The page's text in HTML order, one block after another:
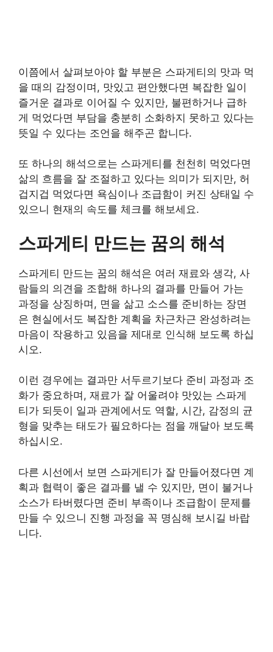
이쯤에서 살펴보아야 할 부분은 스파게티의 맛과 먹
을 때의 감정이며, 맛있고 편안했다면 복잡한 일이
즐거운 결과로 이어질 수 있지만, 불편하거나 급하
게 먹었다면 부담을 충분히 소화하지 못하고 있다는
뜻일 수 있다는 조언을 해주곤 합니다.
또 하나의 해석으로는 스파게티를 천천히 먹었다면
삶의 흐름을 잘 조절하고 있다는 의미가 되지만, 허
겁지겁 먹었다면 욕심이나 조급함이 커진 상태일 수
있으니 현재의 속도를 체크를 해보세요.
스파게티 만드는 꿈의 해석
스파게티 만드는 꿈의 해석은 여러 재료와 생각, 사
람들의 의견을 조합해 하나의 결과를 만들어 가는
과정을 상징하며, 면을 삶고 소스를 준비하는 장면
은 현실에서도 복잡한 계획을 차근차근 완성하려는
마음이 작용하고 있음을 제대로 인식해 보도록 하십
시오.
이런 경우에는 결과만 서두르기보다 준비 과정과 조
화가 중요하며, 재료가 잘 어울려야 맛있는 스파게
티가 되듯이 일과 관계에서도 역할, 시간, 감정의 균
형을 맞추는 태도가 필요하다는 점을 깨달아 보도록
하십시오.
다른 시선에서 보면 스파게티가 잘 만들어졌다면 계
획과 협력이 좋은 결과를 낼 수 있지만, 면이 불거나
소스가 타버렸다면 준비 부족이나 조급함이 문제를
만들 수 있으니 진행 과정을 꼭 명심해 보시길 바랍
니다.